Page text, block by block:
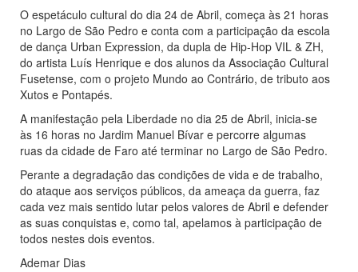
O espetáculo cultural do dia 24 de Abril, começa às 21 horas
no Largo de São Pedro e conta com a participação da escola
de dança Urban Expression, da dupla de Hip-Hop VIL & ZH,
do artista Luís Henrique e dos alunos da Associação Cultural
Fusetense, com o projeto Mundo ao Contrário, de tributo aos
Xutos e Pontapés.
A manifestação pela Liberdade no dia 25 de Abril, inicia-se
às 16 horas no Jardim Manuel Bívar e percorre algumas
ruas da cidade de Faro até terminar no Largo de São Pedro.
Perante a degradação das condições de vida e de trabalho,
do ataque aos serviços públicos, da ameaça da guerra, faz
cada vez mais sentido lutar pelos valores de Abril e defender
as suas conquistas e, como tal, apelamos à participação de
todos nestes dois eventos.
Ademar Dias